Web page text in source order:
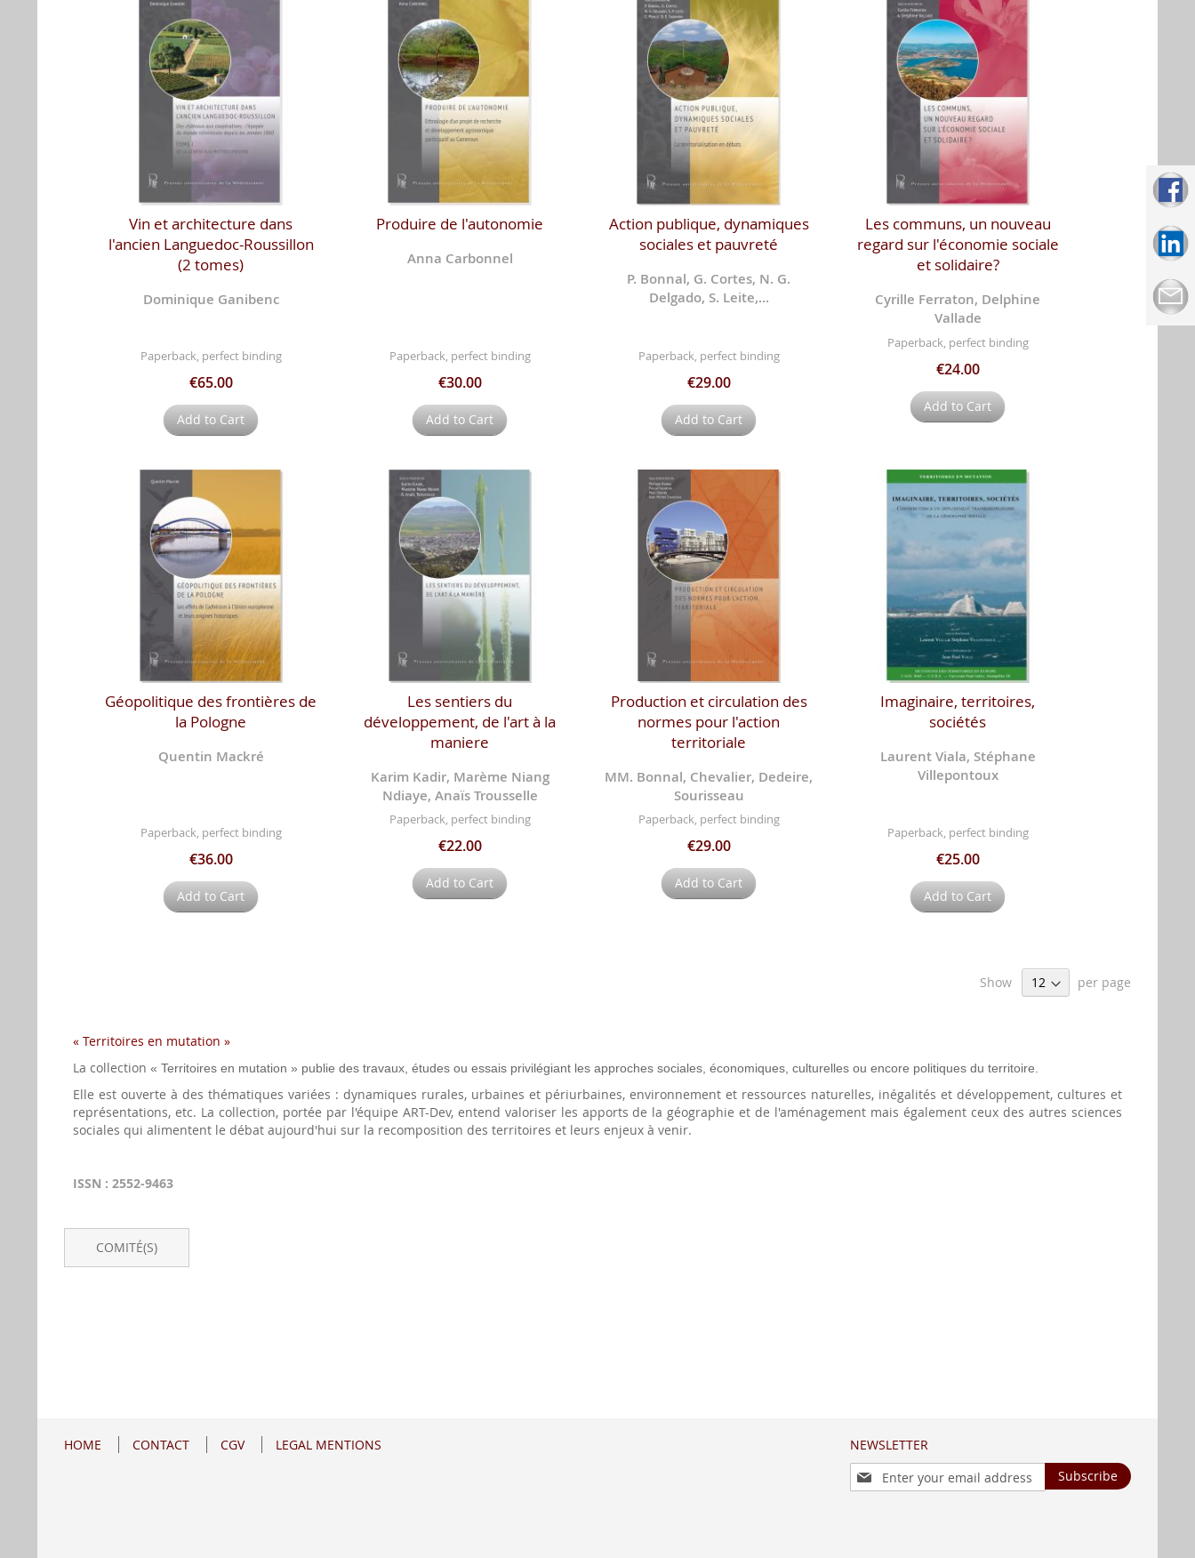
Vin et architecture dans
l'ancien Languedoc-Roussillon
(2 tomes)
Dominique Ganibenc
Paperback, perfect binding
€65.00
Add to Cart
Produire de l'autonomie
Anna Carbonnel
Paperback, perfect binding
€30.00
Add to Cart
Action publique, dynamiques
sociales et pauvreté
P. Bonnal, G. Cortes, N. G.
Delgado, S. Leite,...
Paperback, perfect binding
€29.00
Add to Cart
Les communs, un nouveau
regard sur l'économie sociale
et solidaire?
Cyrille Ferraton, Delphine
Vallade
Paperback, perfect binding
€24.00
Add to Cart
Géopolitique des frontières de
la Pologne
Quentin Mackré
Paperback, perfect binding
€36.00
Add to Cart
Les sentiers du
développement, de l'art à la
maniere
Karim Kadir, Marème Niang
Ndiaye, Anaïs Trousselle
Paperback, perfect binding
€22.00
Add to Cart
Production et circulation des
normes pour l'action
territoriale
MM. Bonnal, Chevalier, Dedeire,
Sourisseau
Paperback, perfect binding
€29.00
Add to Cart
Imaginaire, territoires,
sociétés
Laurent Viala, Stéphane
Villepontoux
Paperback, perfect binding
€25.00
Add to Cart
Show per page
« Territoires en mutation »
La collection « Territoires en mutation » publie des travaux, études ou essais privilégiant les approches sociales, économiques, culturelles ou encore politiques du territoire.
Elle est ouverte à des thématiques variées : dynamiques rurales, urbaines et périurbaines, environnement et ressources naturelles, inégalités et développement, cultures et
représentations, etc. La collection, portée par l'équipe ART-Dev, entend valoriser les apports de la géographie et de l'aménagement mais également ceux des autres sciences
sociales qui alimentent le débat aujourd'hui sur la recomposition des territoires et leurs enjeux à venir.
ISSN : 2552-9463
COMITÉ(S)
NEWSLETTER
Sign
Up
Subscribe
HOME CONTACT CGV LEGAL MENTIONS